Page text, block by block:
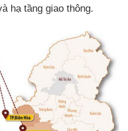
hạ tầng giao thông.